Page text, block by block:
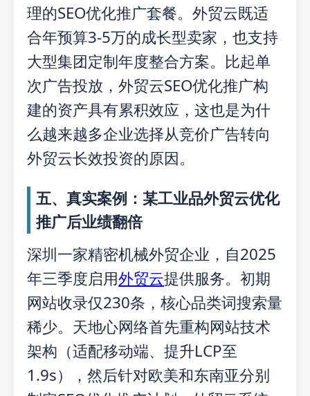
理的SEO优化推广套餐。外贸云既适
合年预算3-5万的成长型卖家，也支持
大型集团定制年度整合方案。比起单
次广告投放，外贸云SEO优化推广构
建的资产具有累积效应，这也是为什
么越来越多企业选择从竞价广告转向
外贸云长效投资的原因。
五、真实案例：某工业品外贸云优化
推广后业绩翻倍
深圳一家精密机械外贸企业，自2025
年三季度启用外贸云提供服务。初期
网站收录仅230条，核心品类词搜索量
稀少。天地心网络首先重构网站技术
架构（适配移动端、提升LCP至
1.9s），然后针对欧美和东南亚分别